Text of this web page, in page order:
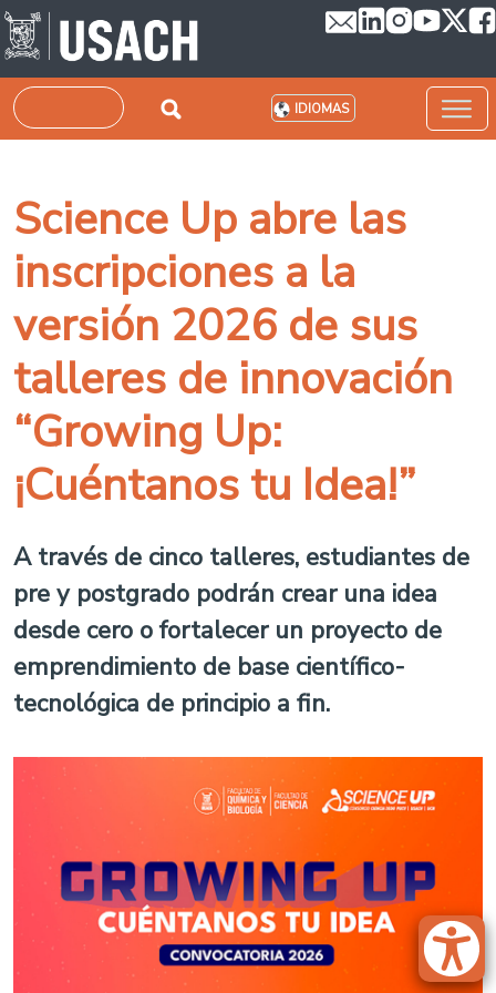
Pasar al contenido principal
Buscar IDIOMAS
Science Up abre las
inscripciones a la
versión 2026 de sus
talleres de innovación
“Growing Up:
¡Cuéntanos tu Idea!”
A través de cinco talleres, estudiantes de
pre y postgrado podrán crear una idea
desde cero o fortalecer un proyecto de
emprendimiento de base científico-
tecnológica de principio a fin.